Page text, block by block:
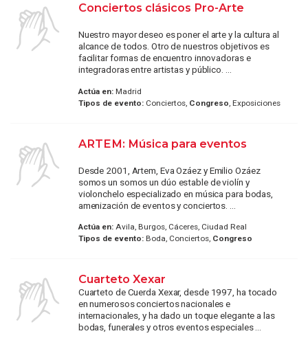
Conciertos clásicos Pro-Arte
Nuestro mayor deseo es poner el arte y la cultura al
alcance de todos. Otro de nuestros objetivos es
facilitar formas de encuentro innovadoras e
integradoras entre artistas y público. ...
Actúa en:Madrid
Tipos de evento:Conciertos, Congreso , Exposiciones
ARTEM: Música para eventos
Desde 2001, Artem, Eva Ozáez y Emilio Ozáez
somos un somos un dúo estable de violín y
violonchelo especializado en música para bodas,
amenización de eventos y conciertos. ...
Actúa en:Avila, Burgos, Cáceres, Ciudad Real
Tipos de evento:Boda, Conciertos, Congreso
Cuarteto Xexar
Cuarteto de Cuerda Xexar, desde 1997, ha tocado
en numerosos conciertos nacionales e
internacionales, y ha dado un toque elegante a las
bodas, funerales y otros eventos especiales ...